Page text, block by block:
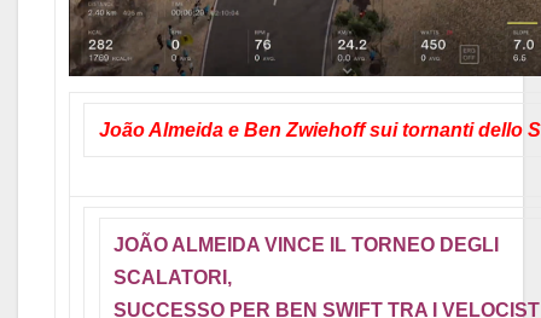
João Almeida e Ben Zwiehoff sui tornanti dello
JOÃO ALMEIDA VINCE IL TORNEO DEGLI
SCALATORI,
SUCCESSO PER BEN SWIFT TRA I